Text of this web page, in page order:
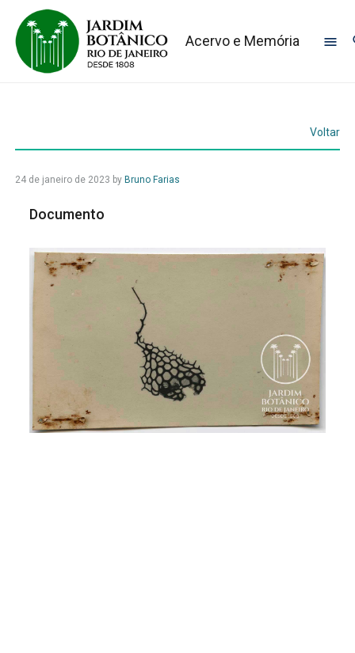
Acervo e Memória
Voltar
24 de janeiro de 2023 by Bruno Farias
Documento